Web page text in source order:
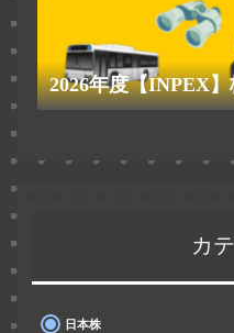
2026年度【INPEX
カ
日本株